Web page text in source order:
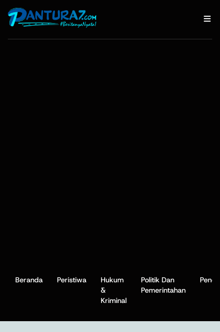
Beranda Peristiwa
Hukum
&
Kriminal
Politik Dan
Pemerintahan